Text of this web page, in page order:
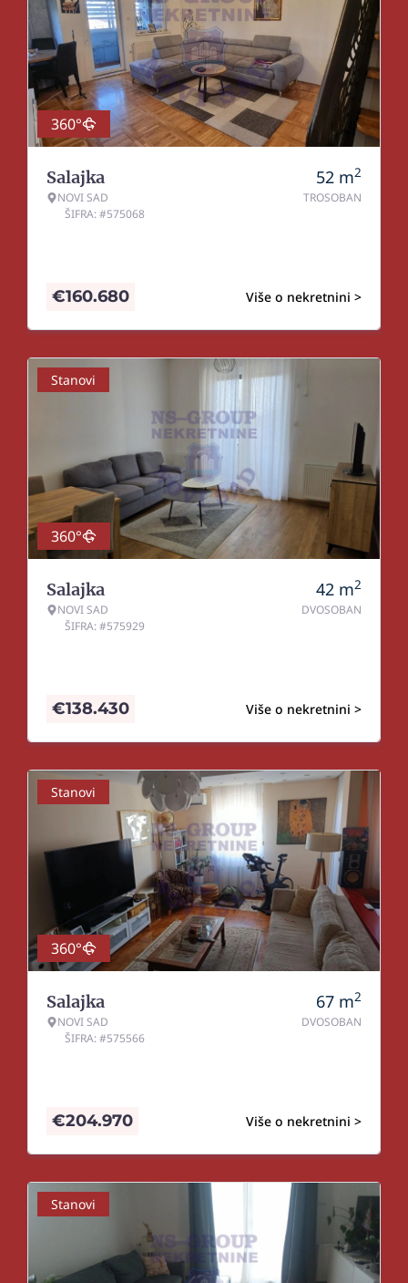
360°
Salajka
NOVI SAD
ŠIFRA: #575068
52 m2
TROSOBAN
Više o nekretnini >
€160.680
Stanovi
360°
Salajka
NOVI SAD
ŠIFRA: #575929
42 m2
DVOSOBAN
Više o nekretnini >
€138.430
Stanovi
360°
Salajka
NOVI SAD
ŠIFRA: #575566
67 m2
DVOSOBAN
Više o nekretnini >
€204.970
Stanovi